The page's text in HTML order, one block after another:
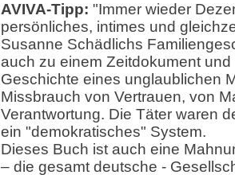
AVIVA-Tipp: "Immer wieder
persönliches, intimes und
Susanne Schädlichs
auch zu einem Zeitdokument
Geschichte eines unglaublichen
Missbrauch von Vertrauen, von
Verantwortung. Die Täter waren
ein "demokratisches" System.
Dieses Buch ist auch eine
– die gesamt deutsche -